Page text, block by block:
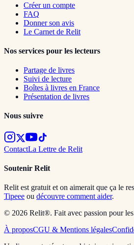
Créer un compte
FAQ
Donner son avis
Le Carnet de Relit
Nos services pour les lecteurs
Partage de livres
Suivi de lecture
Boîtes à livres en France
Présentation de livres
Nous suivre
ContactLa Lettre de Relit
Soutenir Relit
Relit est gratuit et on aimerait que ça le
Tipeee ou découvre comment aider.
© 2026 Relit®. Fait avec passion pour
À proposCGU & Mentions légales